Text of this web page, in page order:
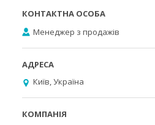
Менеджер з продажів
Київ, Україна